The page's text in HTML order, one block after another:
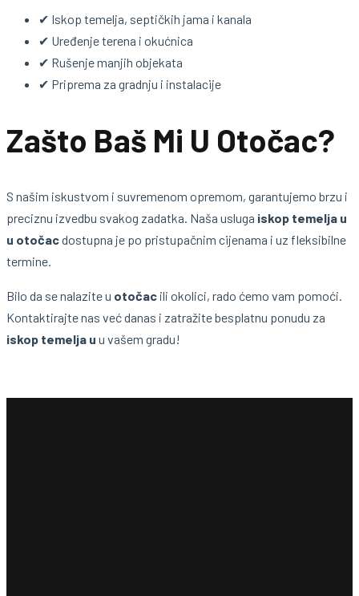
✔ Iskop temelja, septičkih jama i kanala
✔ Uređenje terena i okućnica
✔ Rušenje manjih objekata
✔ Priprema za gradnju i instalacije
Zašto Baš Mi U Otočac?
S našim iskustvom i suvremenom opremom, garantujemo brzu i
preciznu izvedbu svakog zadatka. Naša usluga iskop temelja u
u otočacdostupna je po pristupačnim cijenama i uz fleksibilne
termine.
Bilo da se nalazite u otočac ili okolici, rado ćemo vam pomoći.
Kontaktirajte nas već danas i zatražite besplatnu ponudu za
iskop temelja u u vašem gradu!